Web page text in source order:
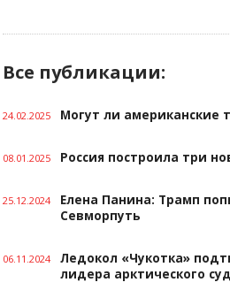
Все публикации:
24.02.2025 Могут ли американские
08.01.2025 Россия построила три
25.12.2024
Елена Панина: Трамп
Севморпуть
06.11.2024
Ледокол «Чукотка»
лидера арктического